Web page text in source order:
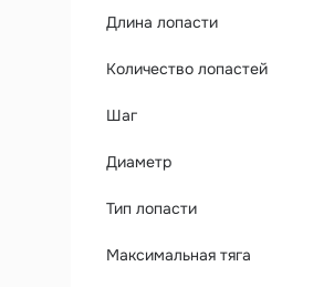
Длина лопасти
Количество лопастей
Шаг
Диаметр
Тип лопасти
Максимальная тяга